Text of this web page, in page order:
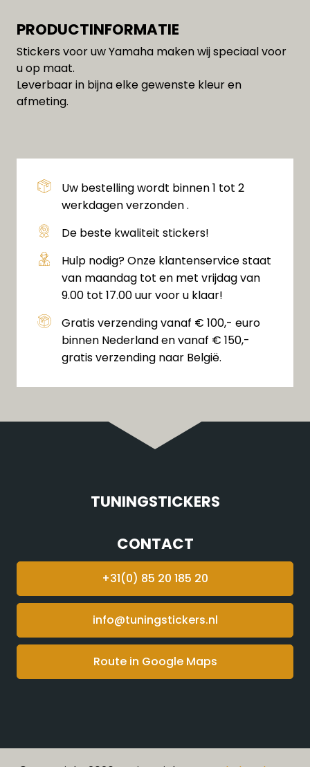
PRODUCTINFORMATIE
Stickers voor uw Yamaha maken wij speciaal voor
u op maat.
Leverbaar in bijna elke gewenste kleur en
afmeting.
Uw bestelling wordt binnen 1 tot 2
werkdagen verzonden .
De beste kwaliteit stickers!
Hulp nodig? Onze klantenservice staat
van maandag tot en met vrijdag van
9.00 tot 17.00 uur voor u klaar!
Gratis verzending vanaf € 100,- euro
binnen Nederland en vanaf € 150,-
gratis verzending naar België.
TUNINGSTICKERS
CONTACT
+31(0) 85 20 185 20
info@tuningstickers.nl
Route in Google Maps